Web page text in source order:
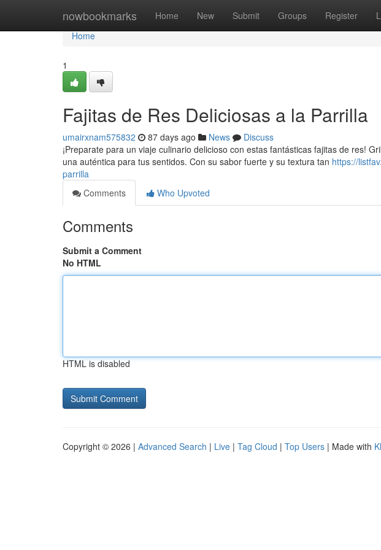
nowbookmarks Home New Submit Groups Register
Home
Home
1
Fajitas de Res Deliciosas a la Parrilla
umairxnam575832 87 days ago News
Discuss
¡Preparate para un viaje culinario delicioso con estas fantásticas fajitas de res!
una auténtica para tus sentidos. Con su sabor fuerte y su textura tan https://
parrilla
Comments
Who Upvoted
Comments
Submit a Comment
No HTML
HTML is disabled
Copyright © 2026 | Advanced Search | Live | Tag Cloud | Top Users | Made with